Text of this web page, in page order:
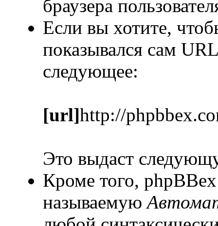
браузера
Если вы хотите,
показывался сам
следующее:
[url]http://
Это выдаст
Кроме того,
называемую